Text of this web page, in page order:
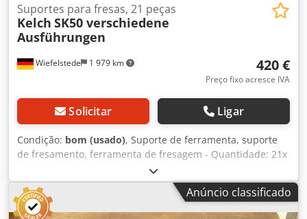
Wiefelstede 1 979 km
Suportes para fresas, 21 peças
Kelch SK50 verschiedene
Ausführungen
420 €
Preço fixo acresce IVA
Solicitar Ligar
Condição: bom (usado), Suporte de ferramenta, suporte
de fresamento, ferramenta de fresagem - Quantidade: 21x
suportes SK50 - Diversas versões Djdpfxoc Innzo Aahokr -
Mandril de broca, mandril de fixação plana, buchas de
redução, cabeçote de fresa, fresa de topo cilíndrica,
ferramenta de eixo - Preço/venda: completo - Peso: 82 kg
Anúncio classificado